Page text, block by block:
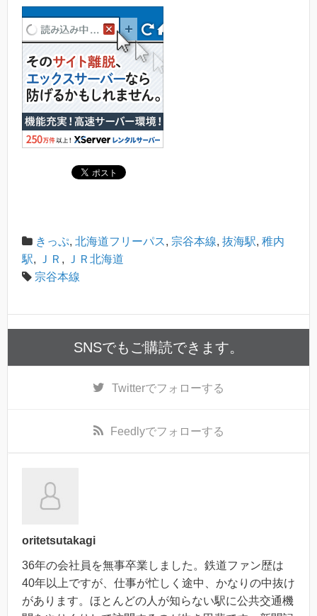
きっぷ, 北海道フリーパス, 宗谷本線, 抜海駅, 稚内
駅, ＪＲ ,
ＪＲ北海道
宗谷本線
SNSでもご購読できます。
Twitterでフォローする
Feedlyでフォローする
oritetsutakagi
36年の会社員を無事卒業しました。鉄道ファン歴は
40年以上ですが、仕事が忙しく途中、かなりの中抜け
があります。ほとんどの人が知らない駅に公共交通機